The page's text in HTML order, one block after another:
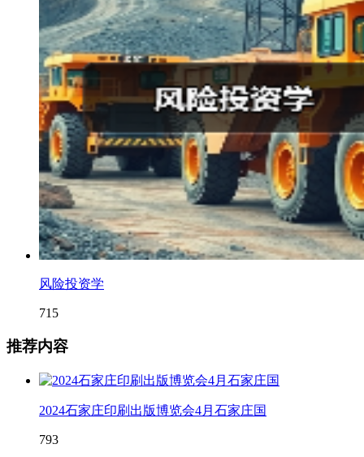
风险投资学
715
推荐内容
2024石家庄印刷出版博览会4月石家庄国
793